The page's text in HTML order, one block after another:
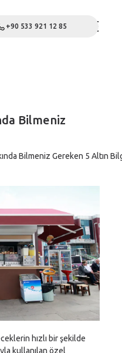
+90 533 921 12 85
Bilmeniz
Bilmeniz Gereken 5 Altın
hızlı bir şekilde
kullanılan özel